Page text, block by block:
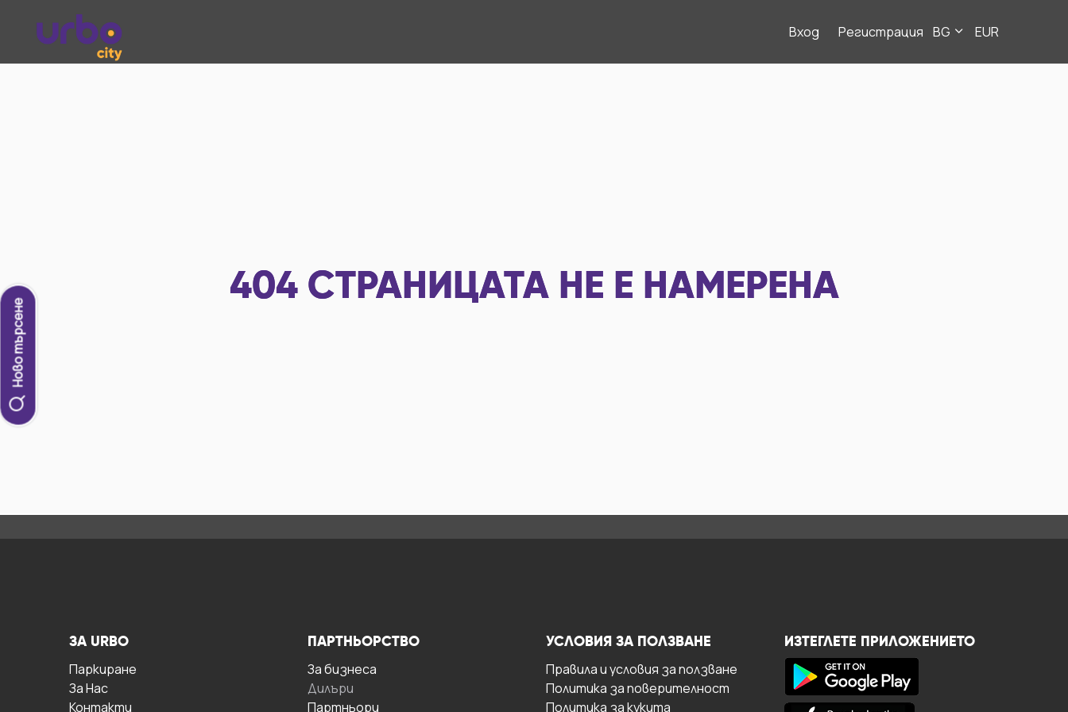
Вход Регистрация BG EUR
Ново търсене
404 СТРАНИЦАТА НЕ Е НАМЕРЕНА
ЗА URBO
Паркиране
За Hас
Контакти
ПАРТНЬОРСТВО
За бизнесa
Дилъри
Партньори
УСЛОВИЯ ЗА ПОЛЗВАНЕ
Правила и условия за ползване
Политика за поверителност
Политика за кукита
ИЗТЕГЛЕТЕ ПРИЛОЖЕНИЕТО